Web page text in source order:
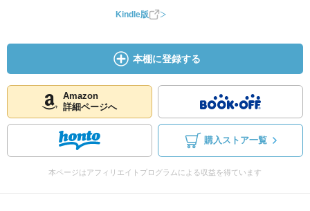
Kindle版
本棚に登録する
Amazon
詳細ページへ
購入ストア一覧
本ページはアフィリエイトプログラムによる収益を得ています